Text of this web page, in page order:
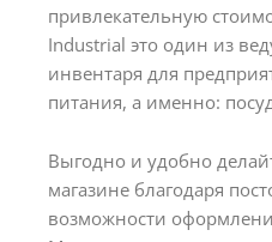
привлекательную
Industrial это один из
инвентаря для
питания, а именно:
Выгодно и удобно
магазине благодаря
возможности